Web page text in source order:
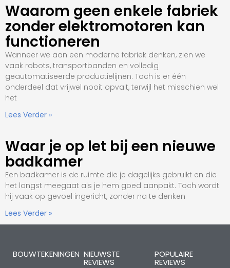
Waarom geen enkele fabriek
zonder elektromotoren kan
functioneren
Wanneer we aan een moderne fabriek denken, zien we
vaak robots, transportbanden en volledig
geautomatiseerde productielijnen. Toch is er één
onderdeel dat vrijwel nooit opvalt, terwijl het misschien wel
het
Lees Verder »
Waar je op let bij een nieuwe
badkamer
Een badkamer is de ruimte die je dagelijks gebruikt en die
het langst meegaat als je hem goed aanpakt. Toch wordt
hij vaak op gevoel ingericht, zonder na te denken
Lees Verder »
BOUWTEKENINGEN NIEUWSTE
REVIEWS
POPULAIRE
REVIEWS